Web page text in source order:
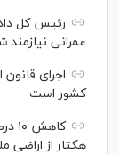
رئیس کل
عمرانی
اجرای
کشور است
هکتار از اراضی